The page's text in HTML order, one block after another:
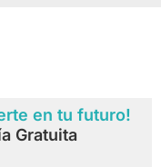
en tu futuro!
Gratuita